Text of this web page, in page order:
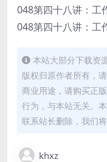
048第四十八讲：工
048第四十八讲：工
本站大部分下载资
版权归原作者所有，
商业用途，请购买正
行为，与本站无关。
联系站长删除，我们
khxz